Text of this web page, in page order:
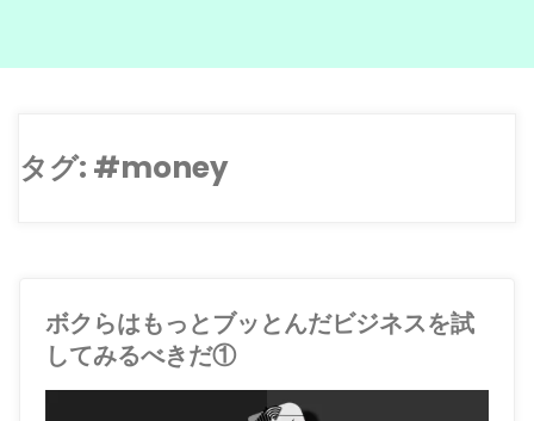
タグ: #money
ボクらはもっとブッとんだビジネスを試
してみるべきだ①